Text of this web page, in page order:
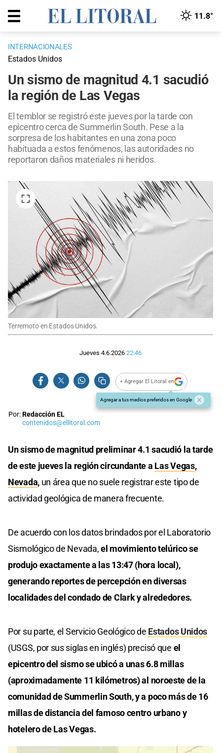
11.8°
INTERNACIONALES
Estados Unidos
Un sismo de magnitud 4.1 sacudió
la región de Las Vegas
El temblor se registró este jueves por la tarde con
epicentro cerca de Summerlin South. Pese a la
sorpresa de los habitantes en una zona poco
habituada a estos fenómenos, las autoridades no
reportaron daños materiales ni heridos.
Terremoto en Estados Unidos.
Jueves 4.6.2026 22:46
+ Agregar El Litoral en
Agregar a tus medios preferidos en Google
Por:Redacción EL
contenidos@ellitoral.com
Un sismo de magnitud preliminar 4.1 sacudió la tarde
de este jueves la región circundante a Las Vegas,
Nevada,un área que no suele registrar este tipo de
actividad geológica de manera frecuente.
De acuerdo con los datos brindados por el Laboratorio
Sismológico de Nevada,el movimiento telúrico se
produjo exactamente a las 13:47 (hora local),
generando reportes de percepción en diversas
localidades del condado de Clark y alrededores.
Por su parte, el Servicio Geológico de Estados Unidos
(USGS, por sus siglas en inglés) precisó que el
epicentro del sismo se ubicó a unas 6.8 millas
(aproximadamente 11 kilómetros) al noroeste de la
comunidad de Summerlin South, y a poco más de 16
millas de distancia del famoso centro urbano y
hotelero de Las Vegas.